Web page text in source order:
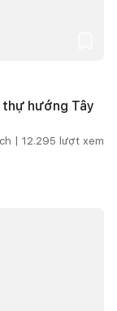
hướng Tây
| 12.295 lượt xem